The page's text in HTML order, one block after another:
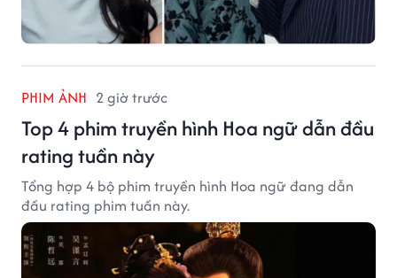
PHIM ẢNH 2 giờ trước
Top 4 phim truyền hình Hoa ngữ dẫn đầu
rating tuần này
Tổng hợp 4 bộ phim truyền hình Hoa ngữ đang dẫn
đầu rating phim tuần này.